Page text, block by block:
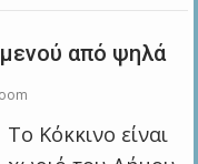
από ψηλά
Το Κόκκινο είναι